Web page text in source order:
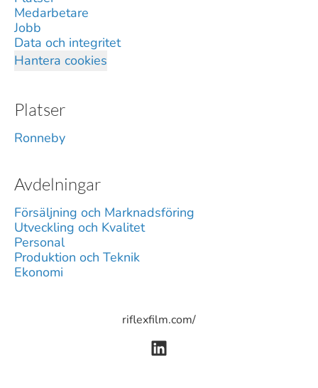
Medarbetare
Jobb
Data och integritet
Hantera cookies
Platser
Ronneby
Avdelningar
Försäljning och Marknadsföring
Utveckling och Kvalitet
Personal
Produktion och Teknik
Ekonomi
riflexfilm.com/